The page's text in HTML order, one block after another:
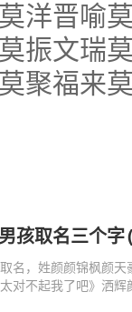
洋晋喻
振文瑞
聚福来
孩取名三个
名，姓颜颜锦枫颜
对不起我了吧》洒